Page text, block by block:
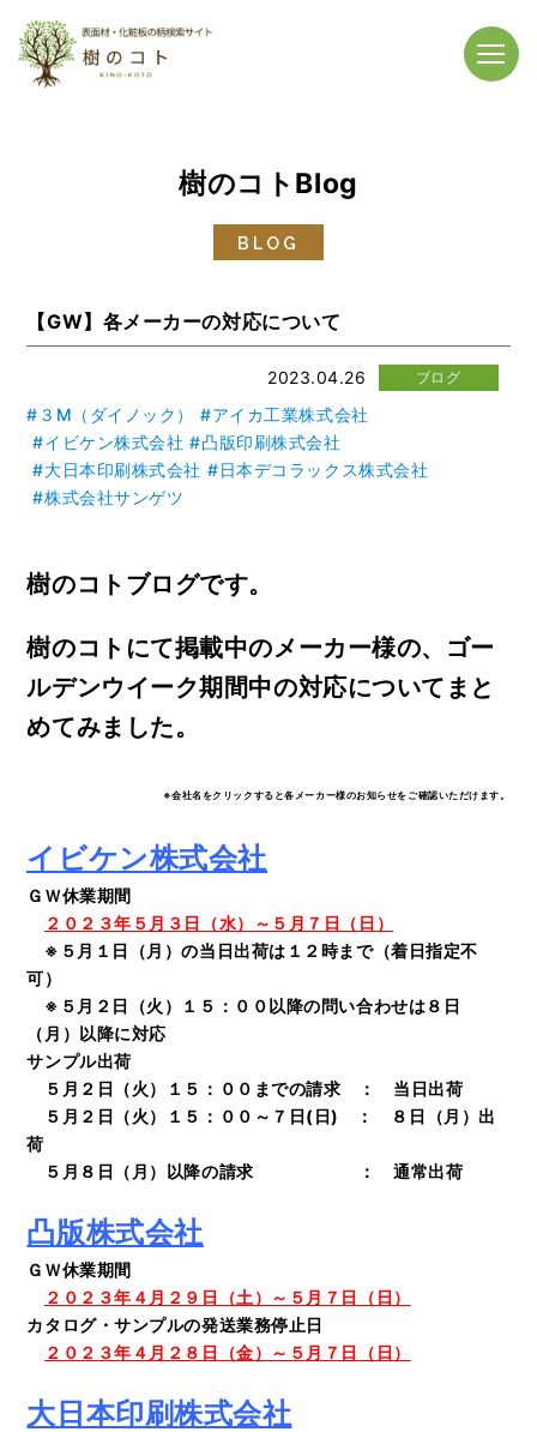
樹のコトBlog
BLOG
【GW】各メーカーの対応について
2023.04.26 ブログ
３M（ダイノック）
アイカ工業株式会社
イビケン株式会社
凸版印刷株式会社
大日本印刷株式会社
日本デコラックス株式会社
株式会社サンゲツ
樹のコトブログです。
樹のコトにて掲載中のメーカー様の、ゴー
ルデンウイーク期間中の対応についてまと
めてみました。
※会社名をクリックすると各メーカー様のお知らせをご確認いただけます。
イビケン株式会社
ＧＷ休業期間
２０２３年５月３日（水）～５月７日（日）
※５月１日（月）の当日出荷は１２時まで（着日指定不
可）
※５月２日（火）１５：００以降の問い合わせは８日
（月）以降に対応
サンプル出荷
５月２日（火）１５：００までの請求 ： 当日出荷
５月２日（火）１５：００～７日(日) ： ８日（月）出
荷
５月８日（月）以降の請求 ： 通常出荷
凸版株式会社
ＧＷ休業期間
２０２３年４月２９日（土）～５月７日（日）
カタログ・サンプルの発送業務停止日
２０２３年４月２８日（金）～５月７日（日）
大日本印刷株式会社